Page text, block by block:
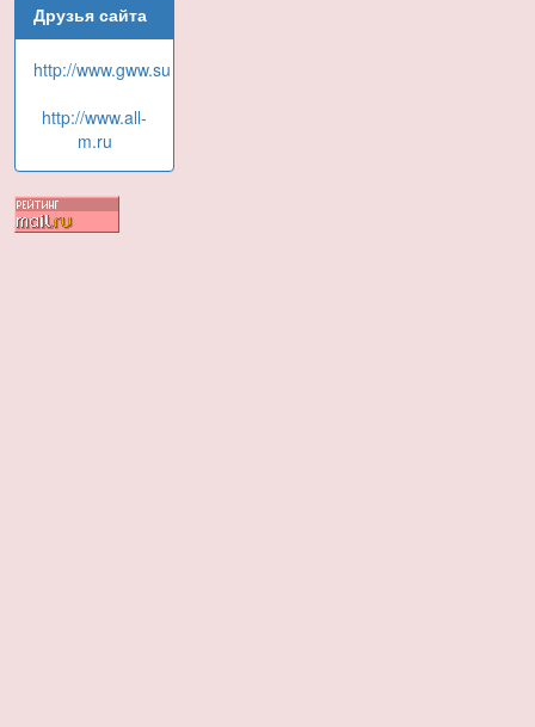
Друзья сайта
http://www.gww.su
http://www.all-
m.ru